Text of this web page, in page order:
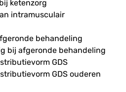
ketenzorg
intramusculair
behandeling
bij afgeronde behandeling
GDS
GDS ouderen